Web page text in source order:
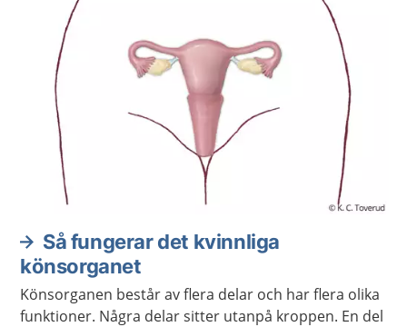
Så fungerar det kvinnliga
könsorganet
Könsorganen består av flera delar och har flera olika
funktioner. Några delar sitter utanpå kroppen. En del